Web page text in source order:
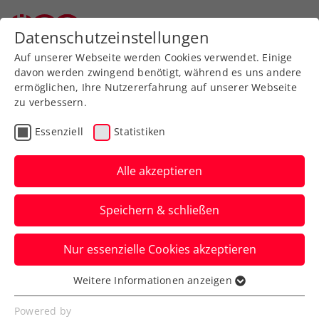
Aktuelle News
News filtern
Datenschutzeinstellungen
Auf unserer Webseite werden Cookies verwendet. Einige
davon werden zwingend benötigt, während es uns andere
ermöglichen, Ihre Nutzererfahrung auf unserer Webseite
zu verbessern.
Essenziell Statistiken
Alle akzeptieren
Speichern & schließen
Nur essenzielle Cookies akzeptieren
Essenziell
Essenzielle Cookies werden für grundlegende
Weitere Informationen anzeigen
Powered by